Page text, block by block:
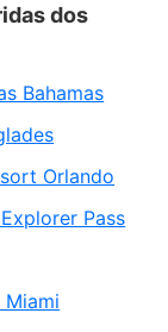
dos
Bahamas
Orlando
Pass